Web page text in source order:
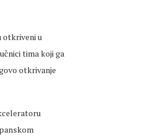
otkriveni u
tima koji ga
otkrivanje